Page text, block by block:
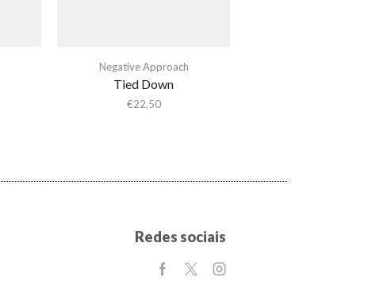
Negative Approach
Tied Down
€22,50
Redes sociais